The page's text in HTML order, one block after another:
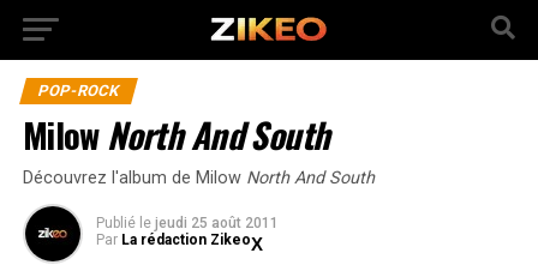
POP-ROCK
MilowNorth And South
Découvrez l'album de Milow North And South
Publié le jeudi 25 août 2011
Par La rédaction Zikeo